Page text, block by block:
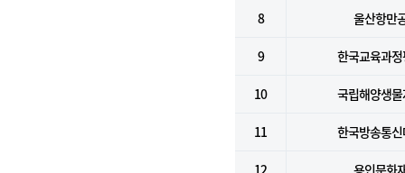
8 울산항만
9 한국교육과
10 국립해양생
11 한국방송통
12 용인문화